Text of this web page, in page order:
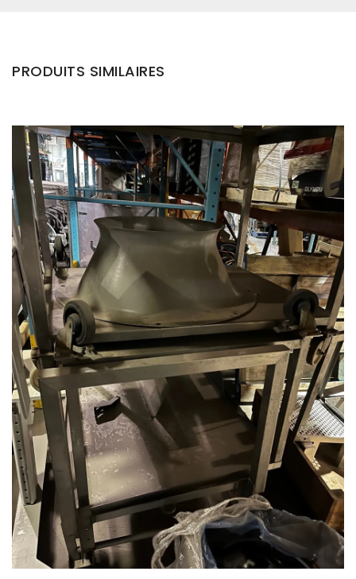
PRODUITS SIMILAIRES